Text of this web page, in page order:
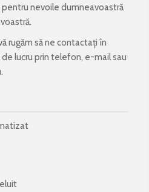
nevoile dumneavoastră
rugăm să ne contactați în
lucru prin telefon, e-mail sau